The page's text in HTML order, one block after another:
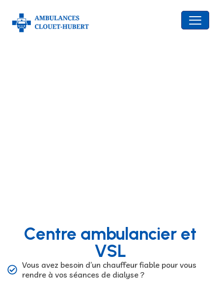
Centre ambulancier et
VSL
Vous avez besoin d’un chauffeur fiable pour vous
rendre à vos séances de dialyse ?